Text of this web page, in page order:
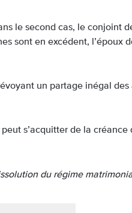
le second cas, le conjoint
sont en excédent, l’époux
un partage inégal des
s’acquitter de la créance
du régime